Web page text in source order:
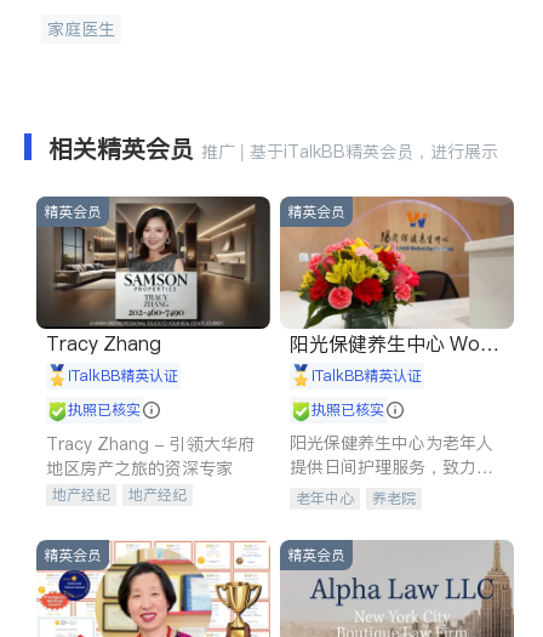
家庭医生
相关精英会员 推广 | 基于iTalkBB精英会员，进行展示
精英会员
Tracy Zhang
iTalkBB精英认证
执照已核实
Tracy Zhang - 引领大华府
地区房产之旅的资深专家
地产经纪
地产经纪
商铺租售
开发商建商
精英会员
阳光保健养生中心 World
shine
iTalkBB精英认证
执照已核实
阳光保健养生中心为老年人
提供日间护理服务，致力于
通过持续的护理创新来有效
老年中心 养老院
精英会员 精英会员